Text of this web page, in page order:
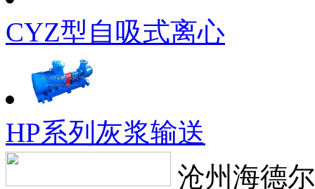
CYZ型自吸式离心
HP系列灰浆输送
沧州海德